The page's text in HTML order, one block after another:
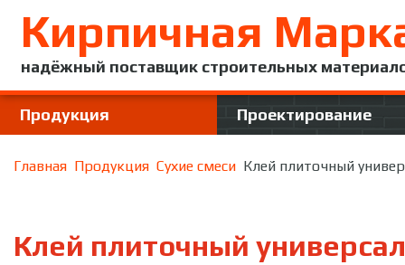
Кирпичная
надёжный поставщик строительных
Продукция Проектирование
Главная Продукция Сухие смеси Клей плиточный
Клей плиточный